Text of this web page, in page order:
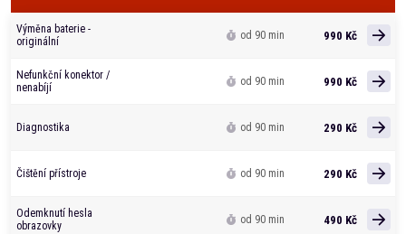
Výměna baterie -
originální
od 90 min 990 Kč
Nefunkční konektor /
nenabíjí
od 90 min 990 Kč
Diagnostika od 90 min 290 Kč
Čištění přístroje od 90 min 290 Kč
Odemknutí hesla
obrazovky
od 90 min 490 Kč